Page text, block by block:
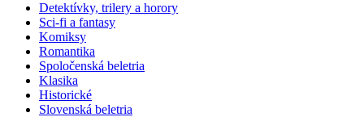
Detektívky, trilery a horory
Sci-fi a fantasy
Komiksy
Romantika
Spoločenská beletria
Klasika
Historické
Slovenská beletria